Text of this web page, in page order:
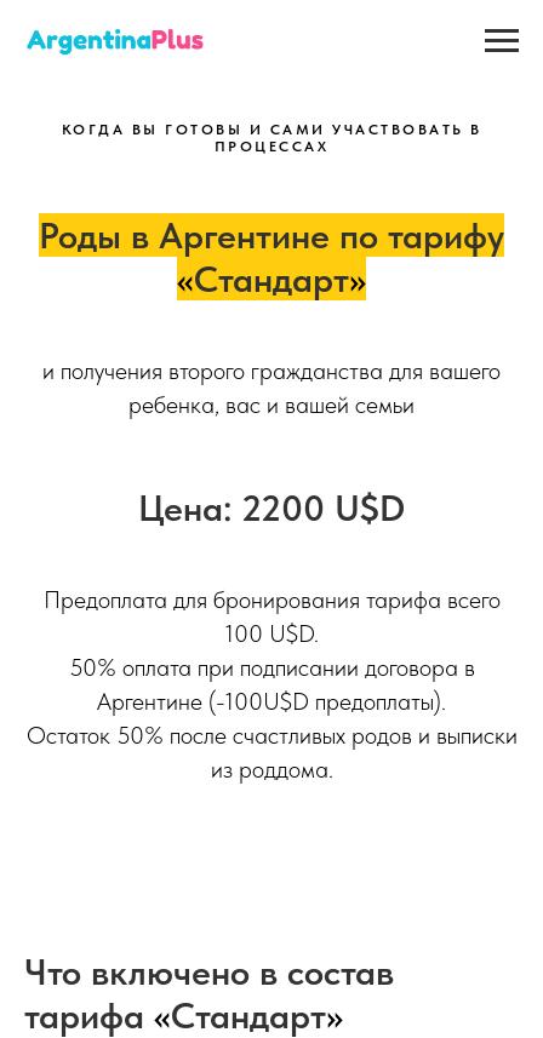
КОГДА ВЫ ГОТОВЫ И САМИ УЧАСТВОВАТЬ В
ПРОЦЕССАХ
Роды в Аргентине по тарифу
«Стандарт»
и получения второго гражданства для вашего
ребенка, вас и вашей семьи
Цена: 2200 U$D
Предоплата для бронирования тарифа всего
100 U$D.
50% оплата при подписании договора в
Аргентине (-100U$D предоплаты).
Остаток 50% после счастливых родов и выписки
из роддома.
Что включено в состав
тарифа «Стандарт»